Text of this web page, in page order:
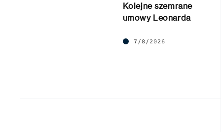
Kolejne szemrane
umowy Leonarda
7/8/2026